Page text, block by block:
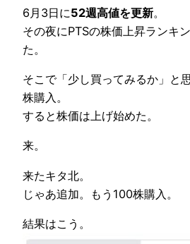
6月3日に52週高値を更新。
その夜にPTSの株価上昇ランキ
た。
そこで「少し買ってみるか」と
株購入。
すると株価は上げ始めた。
来。
来たキタ北。
じゃあ追加。もう100株購入。
結果はこう。